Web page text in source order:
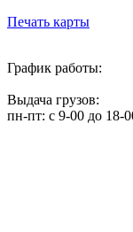
Печать карты
График работы:
Выдача грузов:
пн-пт: с 9-00 до 18-